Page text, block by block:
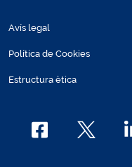
Avís legal
Política de Cookies
Estructura ètica